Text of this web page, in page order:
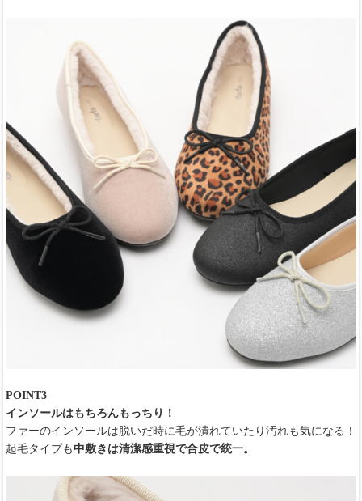
POINT3
インソールはもちろんもっちり！
ファーのインソールは脱いだ時に毛が潰れていたり汚れも気になる！
起毛タイプも中敷きは清潔感重視で合皮で統一。